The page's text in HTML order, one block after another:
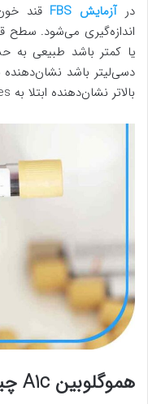
درآزمایش FBS
قند
بالاتر نشان‌دهنده ابتلا به Diabetes است.
هموگلوبین A1c چیست؟